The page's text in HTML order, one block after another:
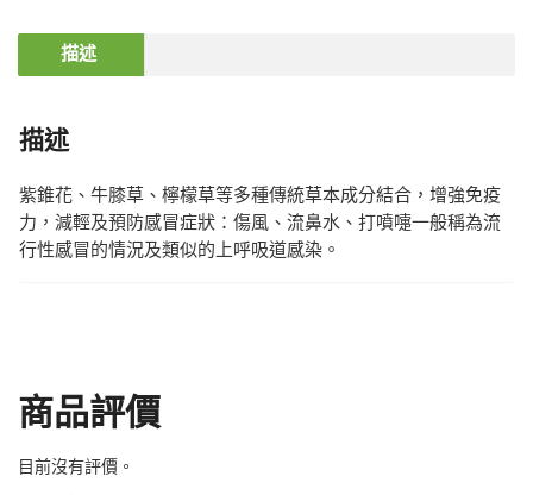
描述
描述
紫錐花、牛膝草、檸檬草等多種傳統草本成分結合，增強免疫
力，減輕及預防感冒症狀：傷風、流鼻水、打噴嚏一般稱為流
行性感冒的情況及類似的上呼吸道感染。
商品評價
目前沒有評價。